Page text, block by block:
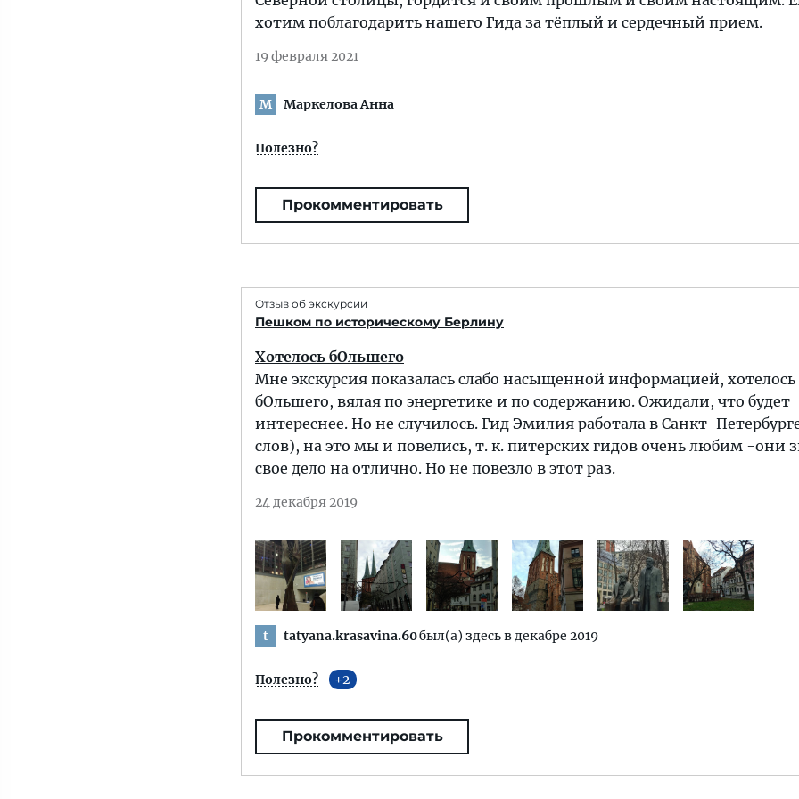
хотим поблагодарить нашего Гида за тёплый и сердечный прием.
19 февраля 2021
М Маркелова Анна
Полезно?
Прокомментировать
Отзыв об экскурсии
Пешком по историческому Берлину
Хотелось бОльшего
Мне экскурсия показалась слабо насыщенной информацией, хотелось
бОльшего, вялая по энергетике и по содержанию. Ожидали, что будет
интереснее. Но не случилось. Гид Эмилия работала в Санкт-
слов), на это мы и повелись, т. к. питерских гидов очень любим -они
свое дело на отлично. Но не повезло в этот раз.
24 декабря 2019
t tatyana.krasavina.60был(а) здесь в декабре 2019
Полезно? 2
Прокомментировать